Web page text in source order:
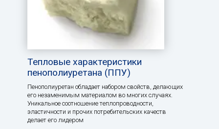
Тепловые характеристики
пенополиуретана (ППУ)
Пенополиуретан обладает набором свойств, делающих
его незаменимым материалом во многих случаях.
Уникальное соотношение теплопроводности,
эластичности и прочих потребительских качеств
делает его лидером